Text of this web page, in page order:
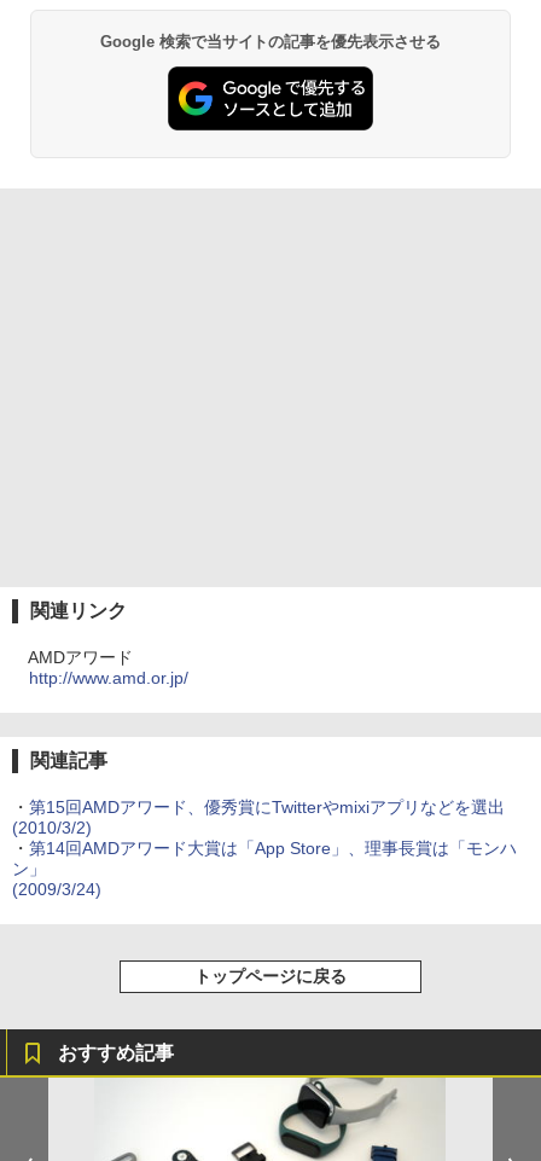
Google 検索で当サイトの記事を優先表示させる
関連リンク
AMDアワード
http://www.amd.or.jp/
関連記事
・ 第15回AMDアワード、優秀賞にTwitterやmixiアプリなどを選出
(2010/3/2)
・ 第14回AMDアワード大賞は「App Store」、理事長賞は「モンハ
ン」
(2009/3/24)
トップページに戻る
おすすめ記事